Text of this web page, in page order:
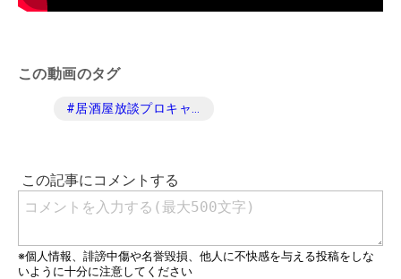
この動画のタグ
#居酒屋放談プロキャディ編